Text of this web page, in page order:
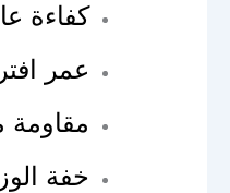
كفاءة
عمر
مقاومة
خفة